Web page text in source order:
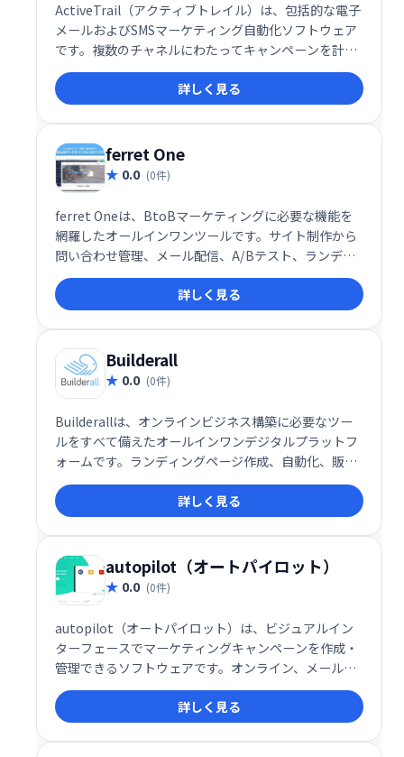
ActiveTrail（アクティブトレイル）は、包括的な電子
メールおよびSMSマーケティング自動化ソフトウェア
です。複数のチャネルにわたってキャンペーンを計
画、作成、展開するためのプラットフォームを企業に
提供します。洗練された最新のツールを使用して、マ
ーケティングを管理しやすく簡単にします。
詳しく見る
ferret One
0.0 (0件)
ferret Oneは、BtoBマーケティングに必要な機能を
網羅したオールインワンツールです。サイト制作から
問い合わせ管理、メール配信、A/Bテスト、ランディ
ングページ作成、キャンペーン管理まで、全てを
ferret Oneで効率的に実行できます。マーケティング
業務の最適化を実現し、ビジネス成長を強力にサポー
トします。
詳しく見る
Builderall
0.0 (0件)
Builderallは、オンラインビジネス構築に必要なツー
ルをすべて備えたオールインワンデジタルプラットフ
ォームです。ランディングページ作成、自動化、販売
までを網羅し、音楽や画像も簡単に追加できます。直
感的なドラッグ＆ドロップ編集と24時間365日のサポ
ートで、スムーズな作業を実現。クレジットカード不
要で、強力なメール自動化機能も搭載。オンラインビ
ジネスの成功を強力にサポートします。
詳しく見る
autopilot（オートパイロット）
0.0 (0件)
autopilot（オートパイロット）は、ビジュアルイン
ターフェースでマーケティングキャンペーンを作成・
管理できるソフトウェアです。オンライン、メール、
アプリ内、SMSなど、マルチチャネルに対応し、リー
ドコンバージョン（見込み客獲得）を効率化します。
直感的な操作で、効果的なマーケティング戦略を実現
し、ビジネス成長を促進します。
詳しく見る